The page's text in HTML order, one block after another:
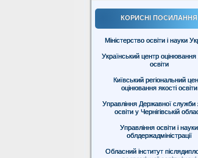
КОРИСНІ ПОСИЛАННЯ
Міністерство освіти і науки
Український центр оцінювання
освіти
Київський регіональний
оцінювання якості освіти
Управління Державної служби
освіти у Чернігівській
Управління освіти і науки
облдержадміністрації
Обласний інститут